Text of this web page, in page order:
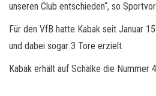
unseren Club entschieden“, so
Für den VfB hatte Kabak seit Januar
und dabei sogar 3 Tore erzielt.
Kabak erhält auf Schalke die Nummer